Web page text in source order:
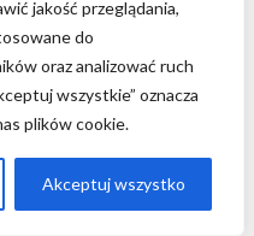
jakość przeglądania,
do
oraz analizować ruch
wszystkie” oznacza
plików cookie.
Akceptuj wszystko